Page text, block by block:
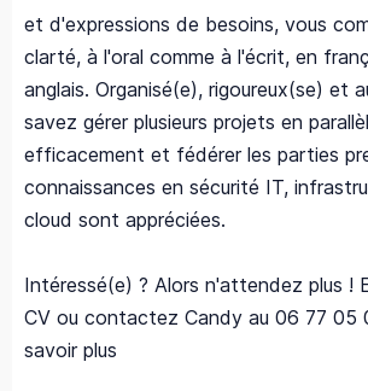
et d'expressions de besoins, vous
clarté, à l'oral comme à l'écrit, en
anglais. Organisé(e), rigoureux(se) et
savez gérer plusieurs projets en
efficacement et fédérer les parties
connaissances en sécurité IT,
cloud sont appréciées.
Intéressé(e) ? Alors n'attendez plus !
CV ou contactez Candy au 06 77 05
savoir plus